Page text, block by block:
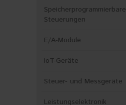
Speicherprogrammierbare
Steuerungen
E/A-Module
IoT-Geräte
Steuer- und Messgeräte
Leistungselektronik